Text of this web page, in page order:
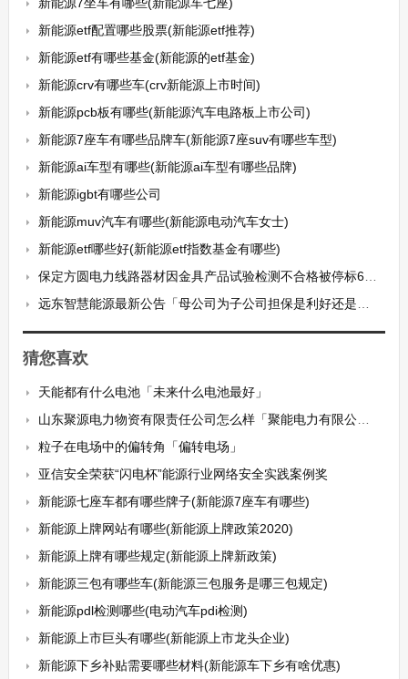
新能源etf配置哪些股票(新能源etf推荐)
新能源etf有哪些基金(新能源的etf基金)
新能源crv有哪些车(crv新能源上市时间)
新能源pcb板有哪些(新能源汽车电路板上市公司)
新能源7座车有哪些品牌车(新能源7座suv有哪些车型)
新能源ai车型有哪些(新能源ai车型有哪些品牌)
新能源igbt有哪些公司
新能源muv汽车有哪些(新能源电动汽车女士)
新能源etf哪些好(新能源etf指数基金有哪些)
保定方圆电力线路器材因金具产品试验检测不合格被停标6个月
远东智慧能源最新公告「母公司为子公司担保是利好还是利空」
猜您喜欢
天能都有什么电池「未来什么电池最好」
山东聚源电力物资有限责任公司怎么样「聚能电力有限公司」
粒子在电场中的偏转角「偏转电场」
亚信安全荣获“闪电杯”能源行业网络安全实践案例奖
新能源七座车都有哪些牌子(新能源7座车有哪些)
新能源上牌网站有哪些(新能源上牌政策2020)
新能源上牌有哪些规定(新能源上牌新政策)
新能源三包有哪些车(新能源三包服务是哪三包规定)
新能源pdl检测哪些(电动汽车pdi检测)
新能源上市巨头有哪些(新能源上市龙头企业)
新能源下乡补贴需要哪些材料(新能源车下乡有啥优惠)